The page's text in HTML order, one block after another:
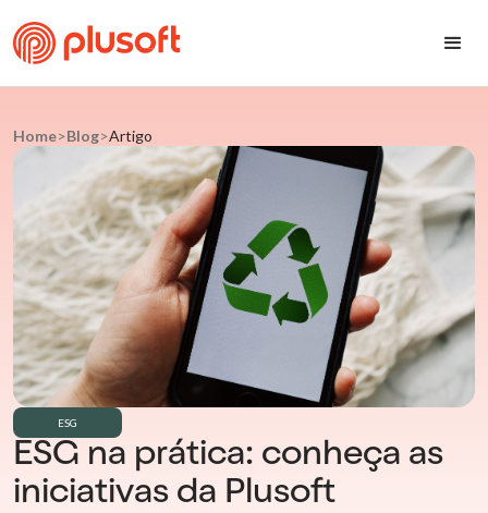
Home>Blog>Artigo
ESG
ESG na prática: conheça as
iniciativas da Plusoft